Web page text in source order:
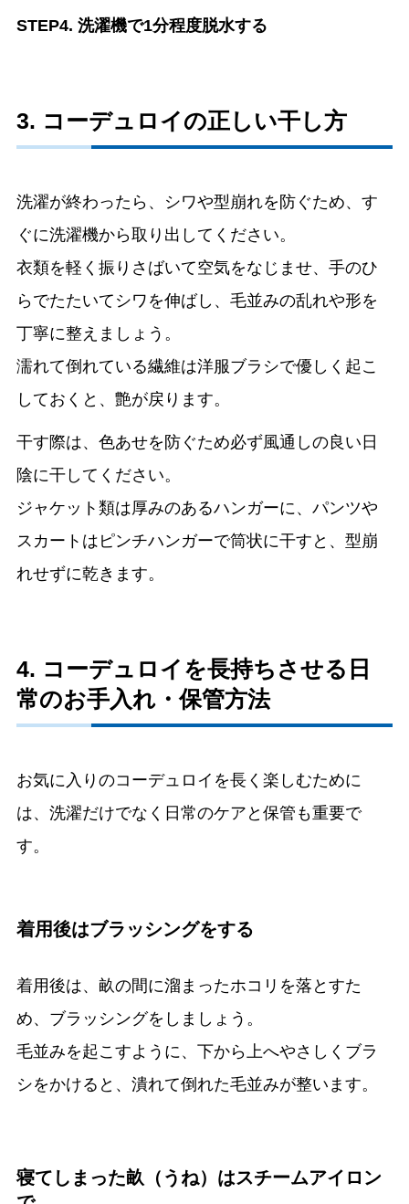
STEP4. 洗濯機で1分程度脱水する
3. コーデュロイの正しい干し方
洗濯が終わったら、シワや型崩れを防ぐため、す
ぐに洗濯機から取り出してください。
衣類を軽く振りさばいて空気をなじませ、手のひ
らでたたいてシワを伸ばし、毛並みの乱れや形を
丁寧に整えましょう。
濡れて倒れている繊維は洋服ブラシで優しく起こ
しておくと、艶が戻ります。
干す際は、色あせを防ぐため必ず風通しの良い日
陰に干してください。
ジャケット類は厚みのあるハンガーに、パンツや
スカートはピンチハンガーで筒状に干すと、型崩
れせずに乾きます。
4. コーデュロイを長持ちさせる日
常のお手入れ・保管方法
お気に入りのコーデュロイを長く楽しむために
は、洗濯だけでなく日常のケアと保管も重要で
す。
着用後はブラッシングをする
着用後は、畝の間に溜まったホコリを落とすた
め、ブラッシングをしましょう。
毛並みを起こすように、下から上へやさしくブラ
シをかけると、潰れて倒れた毛並みが整います。
寝てしまった畝（うね）はスチームアイロン